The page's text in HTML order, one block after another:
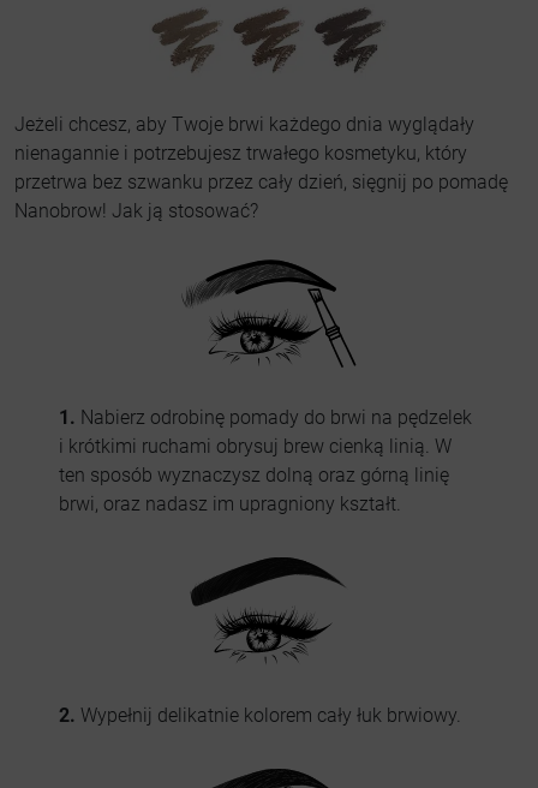
Jeżeli chcesz, aby Twoje brwi każdego dnia wyglądały
nienagannie i potrzebujesz trwałego kosmetyku, który
przetrwa bez szwanku przez cały dzień, sięgnij po pomadę
Nanobrow! Jak ją stosować?
1. Nabierz odrobinę pomady do brwi na pędzelek
i krótkimi ruchami obrysuj brew cienką linią. W
ten sposób wyznaczysz dolną oraz górną linię
brwi, oraz nadasz im upragniony kształt.
2. Wypełnij delikatnie kolorem cały łuk brwiowy.